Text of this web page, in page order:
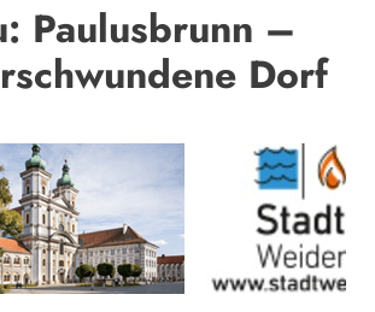
Paulusbrunn –
Dorf